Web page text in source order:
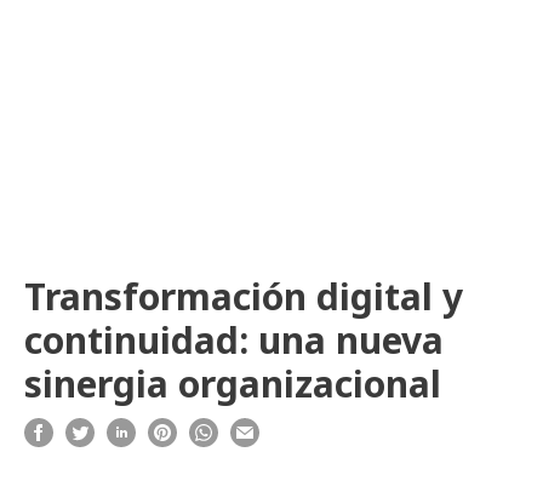
Transformación digital y
continuidad: una nueva
sinergia organizacional